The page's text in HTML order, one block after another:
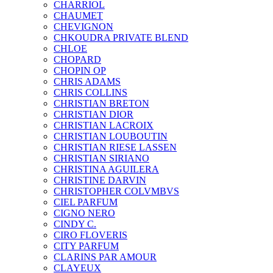
CHARRIOL
CHAUMET
CHEVIGNON
CHKOUDRA PRIVATE BLEND
CHLOE
CHOPARD
CHOPIN OP
CHRIS ADAMS
CHRIS COLLINS
CHRISTIAN BRETON
CHRISTIAN DIOR
CHRISTIAN LACROIX
CHRISTIAN LOUBOUTIN
CHRISTIAN RIESE LASSEN
CHRISTIAN SIRIANO
CHRISTINA AGUILERA
CHRISTINE DARVIN
CHRISTOPHER COLVMBVS
CIEL PARFUM
CIGNO NERO
CINDY C.
CIRO FLOVERIS
CITY PARFUM
CLARINS PAR AMOUR
CLAYEUX